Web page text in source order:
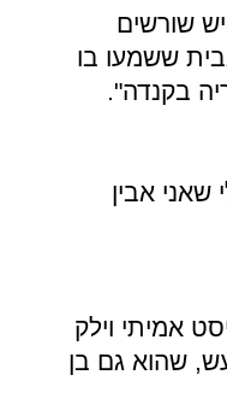
שורשים
ששמעו בו
אבין
אמיתי וילק
שהוא גם בן